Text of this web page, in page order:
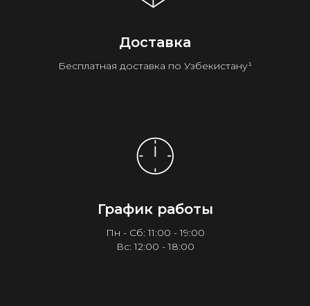
Доставка
Бесплатная доставка по Узбекистану¹
График работы
Пн - Сб: 11:00 - 19:00
Вс: 12:00 - 18:00